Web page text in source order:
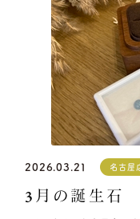
2026.03.21 名古屋
3月の誕生石